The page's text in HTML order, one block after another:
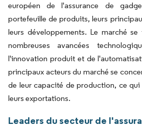
européen de l'assurance de
portefeuille de produits, leurs
leurs développements. Le marché
nombreuses avancées
l'innovation produit et de
principaux acteurs du marché se
de leur capacité de production, ce qui
leurs exportations.
Leaders du secteur de